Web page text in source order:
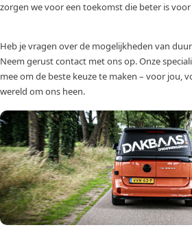
zorgen we voor een toekomst die beter is
Heb je vragen over de mogelijkheden van
Neem gerust contact met ons op. Onze
mee om de beste keuze te maken – voor jou,
wereld om ons heen.